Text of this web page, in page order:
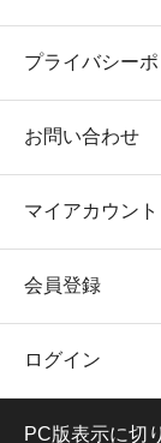
プライバシー
お問い合わせ
マイアカウント
会員登録
ログイン
PC版表示に切